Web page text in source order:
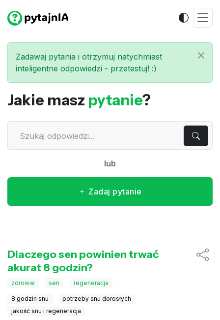
Zadawaj pytania i otrzymuj natychmiast
inteligentne odpowiedzi - przetestuj! :)
Jakie masz pytanie?
lub
Zadaj pytanie
Dlaczego sen powinien trwać
akurat 8 godzin?
zdrowie sen regeneracja
8 godzin snu
potrzeby snu dorosłych
jakość snu i regeneracja